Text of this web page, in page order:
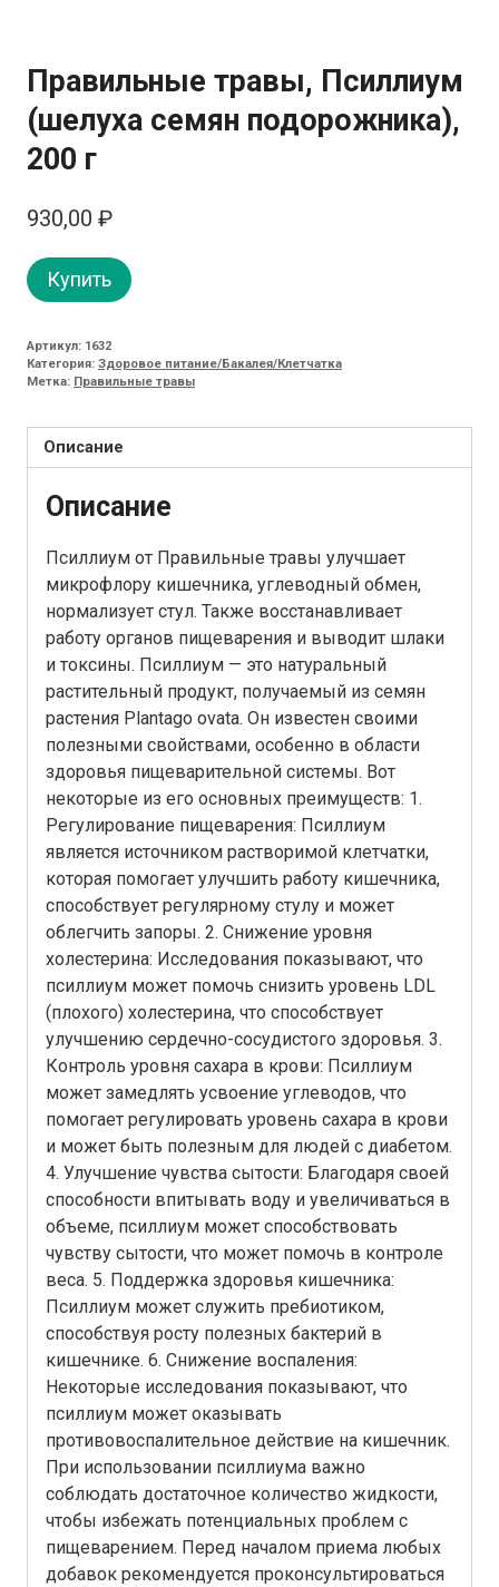
Правильные травы, Псиллиум
(шелуха семян подорожника),
200 г
930,00 ₽
Купить
Артикул: 1632
Категория: Здоровое питание/Бакалея/Клетчатка
Метка: Правильные травы
Описание
Описание
Псиллиум от Правильные травы улучшает
микрофлору кишечника, углеводный обмен,
нормализует стул. Также восстанавливает
работу органов пищеварения и выводит шлаки
и токсины. Псиллиум — это натуральный
растительный продукт, получаемый из семян
растения Plantago ovata. Он известен своими
полезными свойствами, особенно в области
здоровья пищеварительной системы. Вот
некоторые из его основных преимуществ: 1.
Регулирование пищеварения: Псиллиум
является источником растворимой клетчатки,
которая помогает улучшить работу кишечника,
способствует регулярному стулу и может
облегчить запоры. 2. Снижение уровня
холестерина: Исследования показывают, что
псиллиум может помочь снизить уровень LDL
(плохого) холестерина, что способствует
улучшению сердечно-сосудистого здоровья. 3.
Контроль уровня сахара в крови: Псиллиум
может замедлять усвоение углеводов, что
помогает регулировать уровень сахара в крови
и может быть полезным для людей с диабетом.
4. Улучшение чувства сытости: Благодаря своей
способности впитывать воду и увеличиваться в
объеме, псиллиум может способствовать
чувству сытости, что может помочь в контроле
веса. 5. Поддержка здоровья кишечника:
Псиллиум может служить пребиотиком,
способствуя росту полезных бактерий в
кишечнике. 6. Снижение воспаления:
Некоторые исследования показывают, что
псиллиум может оказывать
противовоспалительное действие на кишечник.
При использовании псиллиума важно
соблюдать достаточное количество жидкости,
чтобы избежать потенциальных проблем с
пищеварением. Перед началом приема любых
добавок рекомендуется проконсультироваться